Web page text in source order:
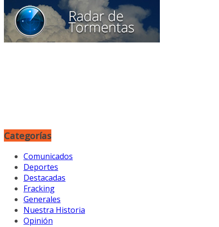
Categorías
Comunicados
Deportes
Destacadas
Fracking
Generales
Nuestra Historia
Opinión